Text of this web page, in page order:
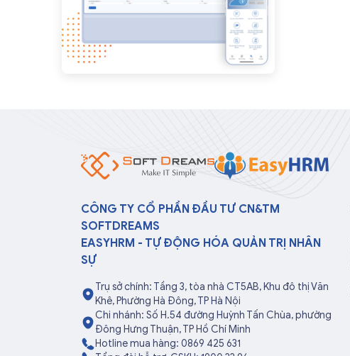
CÔNG TY CỔ PHẦN ĐẦU TƯ CN&TM
SOFTDREAMS
EASYHRM - TỰ ĐỘNG HÓA QUẢN TRỊ NHÂN
SỰ
Trụ sở chính: Tầng 3, tòa nhà CT5AB, Khu đô thị Văn
Khê, Phường Hà Đông, TP Hà Nội
Chi nhánh: Số H.54 đường Huỳnh Tấn Chùa, phường
Đông Hưng Thuận, TP Hồ Chí Minh
Hotline mua hàng: 0869 425 631